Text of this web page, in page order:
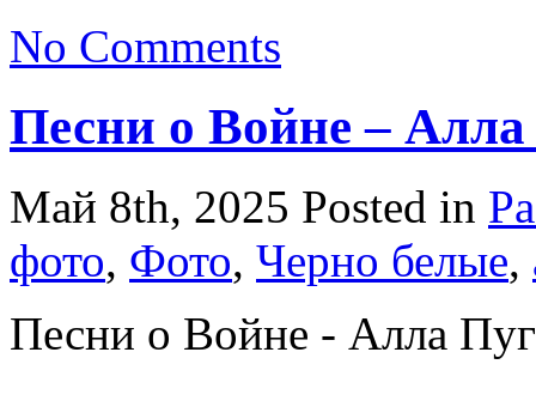
No Comments
Песни о Войне – Алла
Май 8th, 2025 Posted in
фото, Фото, Черно белые,
Песни о Войне - Алла